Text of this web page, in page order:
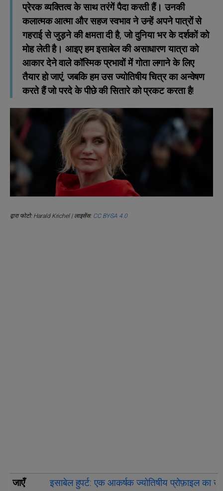
प्रेरक व्यक्तित्व के साथ तरंगें पैदा करती हैं। उनकी
कलात्मक आत्मा और सहज स्वभाव ने उन्हें अपने पात्रों से
गहराई से जुड़ने की क्षमता दी है, जो दुनिया भर के दर्शकों को
मोह लेती है। आइए हम इसाबेल की असाधारण यात्रा को
आकार देने वाले कॉस्मिक प्रभावों में गोता लगाने के लिए
तैयार हो जाएं, जबकि हम उस ज्योतिषीय चित्र का अन्वेषण
करते हैं जो परदे के पीछे की सितारे को प्रकट करता है!
द्वारा फोटो: Harald Krichel | लाइसेंस: CC BY-SA 4.0
जाएँ इसाबेल हुपर्ट: एक आकर्षक ज्योतिषीय प्रोफ़ाइल का